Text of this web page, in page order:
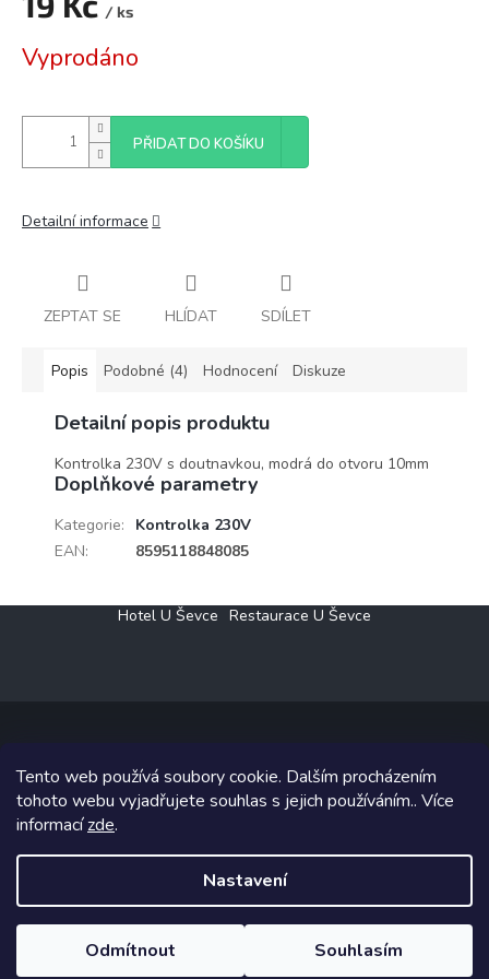
Tento web používá soubory cookie. Dalším procházením
tohoto webu vyjadřujete souhlas s jejich používáním.. Více
informacízde.
Nastavení
Odmítnout Souhlasím
/ ks
cena:
Vyprodáno
PŘIDAT DO KOŠÍKU
Detailní informace
ZEPTAT SE HLÍDAT SDÍLET
Popis Podobné (4) Hodnocení Diskuze
Detailní popis produktu
Kontrolka 230V s doutnavkou, modrá do otvoru 10mm
Doplňkové parametry
Kategorie:
Kontrolka 230V
EAN: 8595118848085
Hotel U Ševce Restaurace U Ševce
Copyright 2026Elektro Klesný s.r.o.. Všechna práva vyhrazena.
Grafický návrh vytvořil a na Shoptet implementoval
Shoptetak.cz.
Vytvořil Shoptet